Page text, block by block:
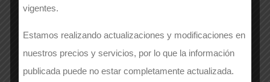
Número de contacto
vigentes.
Estamos realizando actualizaciones y modificaciones en
nuestros precios y servicios, por lo que la información
publicada puede no estar completamente actualizada.